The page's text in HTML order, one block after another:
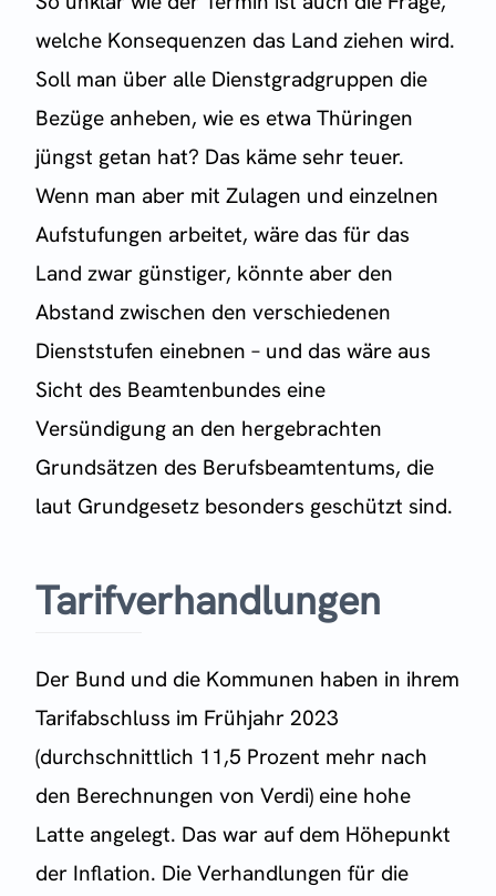
welche Konsequenzen das Land ziehen wird.
Soll man über alle Dienstgradgruppen die
Bezüge anheben, wie es etwa Thüringen
jüngst getan hat? Das käme sehr teuer.
Wenn man aber mit Zulagen und einzelnen
Aufstufungen arbeitet, wäre das für das
Land zwar günstiger, könnte aber den
Abstand zwischen den verschiedenen
Dienststufen einebnen – und das wäre aus
Sicht des Beamtenbundes eine
Versündigung an den hergebrachten
Grundsätzen des Berufsbeamtentums, die
laut Grundgesetz besonders geschützt sind.
Tarifverhandlungen
Der Bund und die Kommunen haben in ihrem
Tarifabschluss im Frühjahr 2023
(durchschnittlich 11,5 Prozent mehr nach
den Berechnungen von Verdi) eine hohe
Latte angelegt. Das war auf dem Höhepunkt
der Inflation. Die Verhandlungen für die